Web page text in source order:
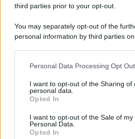
third parties prior to your opt-out.
You may separately opt-out of the
personal information by third parties
This information may also be
further disclose it to other third parties.
Please note that this website/app uses
services and may gather and store
not limited to your visit or usage
grant or deny consent to Google and
Personal Data Processing Opt
I want to opt-out of the Sharing of
personal data.
Opted In
I want to opt-out of the Sale of my
Personal Data.
Opted In